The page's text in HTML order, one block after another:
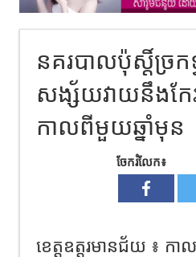
នគរបាល​ប៉ុស្តិ៍​ច្រក​ទ្
សង្ស័យ​វាយ​នឹង​កែ
កាលពី​មួយ​ឆ្នាំ​មុន​
ចែករំលែក៖
ខេត្តឧត្តរមានជ័យ​ ៖​ កា